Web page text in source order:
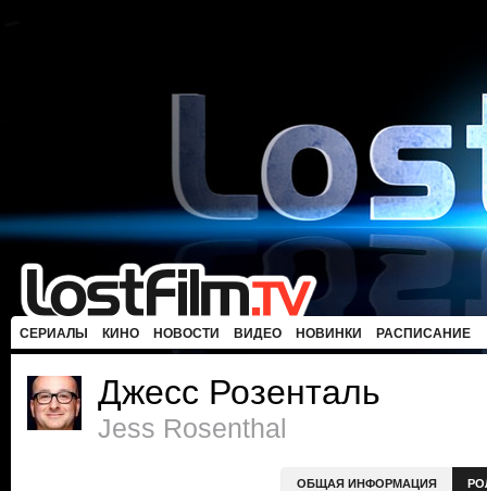
СЕРИАЛЫ КИНО НОВОСТИ ВИДЕО НОВИНКИ РАСПИСАНИЕ
Джесс Розенталь
Jess Rosenthal
ОБЩАЯ ИНФОРМАЦИЯ